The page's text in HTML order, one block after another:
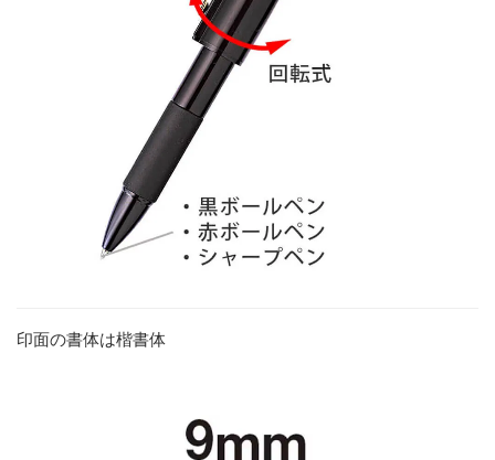
印面の書体は楷書体